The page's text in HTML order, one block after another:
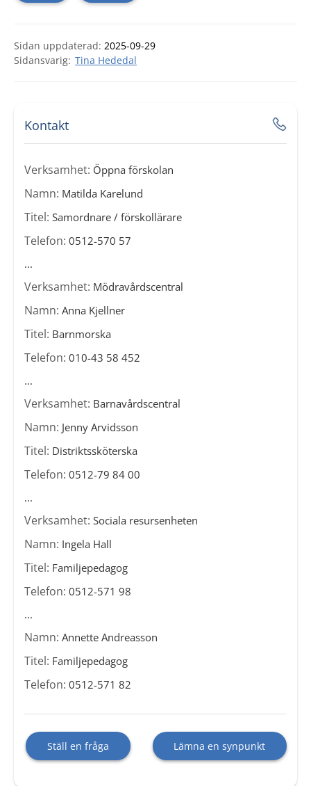
Sidan uppdaterad: 2025-09-29
Tina Hededal
Kontakt
Verksamhet: Öppna förskolan
Namn: Matilda Karelund
Titel: Samordnare / förskollärare
Telefon: 0512-570 57
...
Verksamhet: Mödravårdscentral
Namn: Anna Kjellner
Titel: Barnmorska
Telefon: 010-43 58 452
...
Verksamhet: Barnavårdscentral
Namn: Jenny Arvidsson
Titel: Distriktssköterska
Telefon: 0512-79 84 00
...
Verksamhet: Sociala resursenheten
Namn: Ingela Hall
Titel: Familjepedagog
Telefon: 0512-571 98
...
Namn: Annette Andreasson
Titel: Familjepedagog
Telefon: 0512-571 82
Ställ en fråga Lämna en synpunkt